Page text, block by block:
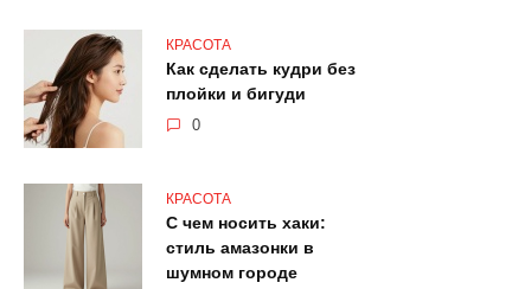
КРАСОТА
Как сделать кудри без
плойки и бигуди
0
КРАСОТА
С чем носить хаки:
стиль амазонки в
шумном городе